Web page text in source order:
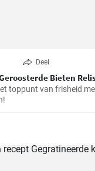
Deel
Bieten
toppunt van frisheid